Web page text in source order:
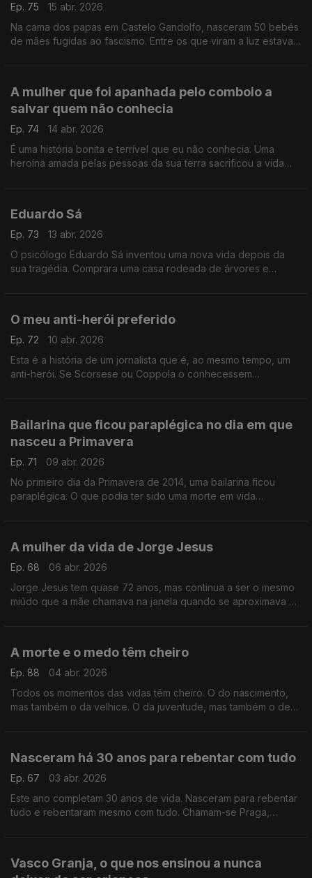
Ep. 75
15 abr. 2026
Na cama dos papas em Castelo Gandolfo, nasceram 50 bebés
de mães fugidas ao fascismo. Entre os que viram a luz estavam
A mulher que foi apanhada pelo comboio a
salvar quem não conhecia
Ep. 74
14 abr. 2026
É uma história bonita e terrível que eu não conhecia. Uma
heroína amada pelas pessoas da sua terra sacrificou a vida
Eduardo Sá
Ep. 73
13 abr. 2026
O psicólogo Eduardo Sá inventou uma nova vida depois da
sua tragédia. Comprara uma casa rodeada de árvores e
O meu anti-herói preferido
Ep. 72
10 abr. 2026
Esta é a história de um jornalista que é, ao mesmo tempo, um
anti-herói. Se Scorsese ou Coppola o conhecessem
Bailarina que ficou paraplégica no dia em que
nasceu a Primavera
Ep. 71
09 abr. 2026
No primeiro dia da Primavera de 2014, uma bailarina ficou
paraplégica. O que podia ter sido uma morte em vida
A mulher da vida de Jorge Jesus
Ep. 68
06 abr. 2026
Jorge Jesus tem quase 72 anos, mas continua a ser o mesmo
miúdo que a mãe chamava na janela quando se aproximava a
A morte e o medo têm cheiro
Ep. 88
04 abr. 2026
Todos os momentos das vidas têm cheiro. O do nascimento,
mas também o da velhice. O da juventude, mas também o de
Nasceram há 30 anos para rebentar com tudo
Ep. 67
03 abr. 2026
Este ano completam 30 anos de vida. Nasceram para rebentar
tudo e rebentaram mesmo com tudo. Chamam-se Praga,
Vasco Granja, o que nos ensinou a nunca